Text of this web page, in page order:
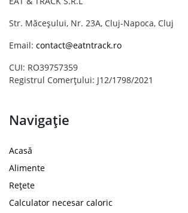
Str. Măceșului, Nr. 23A, Cluj-Napoca, Cluj
Email: contact@eatntrack.ro
CUI: RO39757359
Registrul Comerțului: J12/1798/2021
Navigație
Acasă
Alimente
Rețete
Calculator necesar caloric